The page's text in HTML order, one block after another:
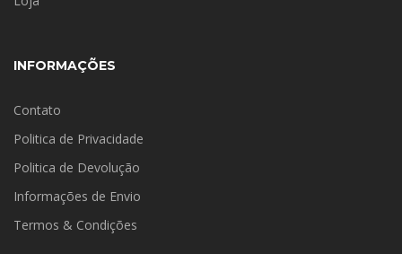
INFORMAÇÕES
Contato
Politica de Privacidade
Politica de Devolução
Informações de Envio
Termos & Condições